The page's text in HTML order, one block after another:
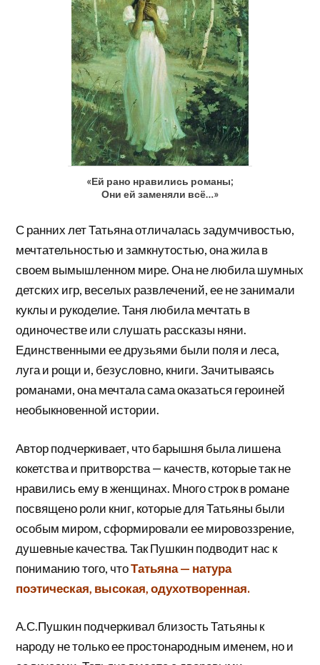
«Ей рано нравились романы;
Они ей заменяли всё…»
С ранних лет Татьяна отличалась задумчивостью,
мечтательностью и замкнутостью, она жила в
своем вымышленном мире. Она не любила шумных
детских игр, веселых развлечений, ее не занимали
куклы и рукоделие. Таня любила мечтать в
одиночестве или слушать рассказы няни.
Единственными ее друзьями были поля и леса,
луга и рощи и, безусловно, книги. Зачитываясь
романами, она мечтала сама оказаться героиней
необыкновенной истории.
Автор подчеркивает, что барышня была лишена
кокетства и притворства — качеств, которые так не
нравились ему в женщинах. Много строк в романе
посвящено роли книг, которые для Татьяны были
особым миром, сформировали ее мировоззрение,
душевные качества. Так Пушкин подводит нас к
пониманию того, чтоТатьяна — натура
поэтическая, высокая, одухотворенная.
А.С.Пушкин подчеркивал близость Татьяны к
народу не только ее простонародным именем, но и